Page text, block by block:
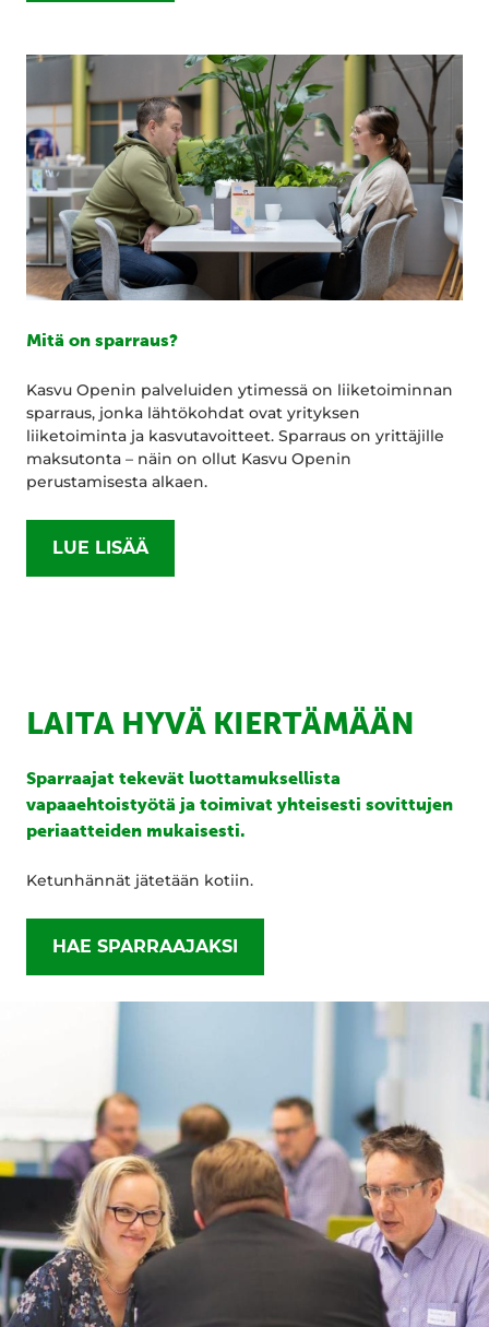
Mitä on sparraus?
Kasvu Openin palveluiden ytimessä on liiketoiminnan
sparraus, jonka lähtökohdat ovat yrityksen
liiketoiminta ja kasvutavoitteet. Sparraus on yrittäjille
maksutonta – näin on ollut Kasvu Openin
perustamisesta alkaen.
LUE LISÄÄ
LAITA HYVÄ KIERTÄMÄÄN
Sparraajat tekevät luottamuksellista
vapaaehtoistyötä ja toimivat yhteisesti sovittujen
periaatteiden mukaisesti.
Ketunhännät jätetään kotiin.
HAE SPARRAAJAKSI